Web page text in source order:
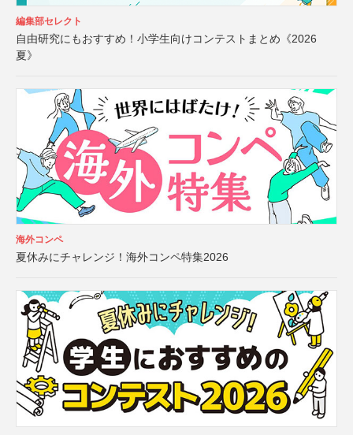
編集部セレクト
自由研究にもおすすめ！小学生向けコンテストまとめ《2026
夏》
海外コンペ
夏休みにチャレンジ！海外コンペ特集2026